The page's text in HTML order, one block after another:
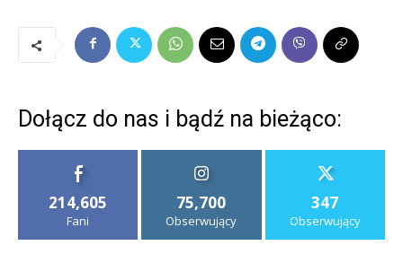
Dołącz do nas i bądź na bieżąco:
214,605
Fani
75,700
Obserwujący
347
Obserwujący